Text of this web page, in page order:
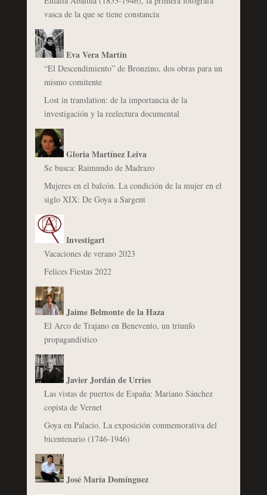
vasca de la que se tiene constancia
Eva Vera Martín
“El Descendimiento” de Bronzino, dos obras para un
mismo comitente
Lost in translation: de la importancia de la
investigación y la reelectura documental
Gloria Martínez Leiva
Se busca: Raimundo de Madrazo
Mujeres en el balcón. La condición de la mujer en el
siglo XIX: De Goya a Sargent
Investigart
Vacaciones de verano 2023
Felices Fiestas 2022
Jaime Belmonte de la Haza
El Arco de Trajano en Benevento, un triunfo
propagandístico
Javier Jordán de Urríes
Las vistas de puertos de España: Mariano Sánchez
copista de Vernet
Goya en Palacio. La exposición conmemorativa del
bicentenario (1746-1946)
José María Domínguez